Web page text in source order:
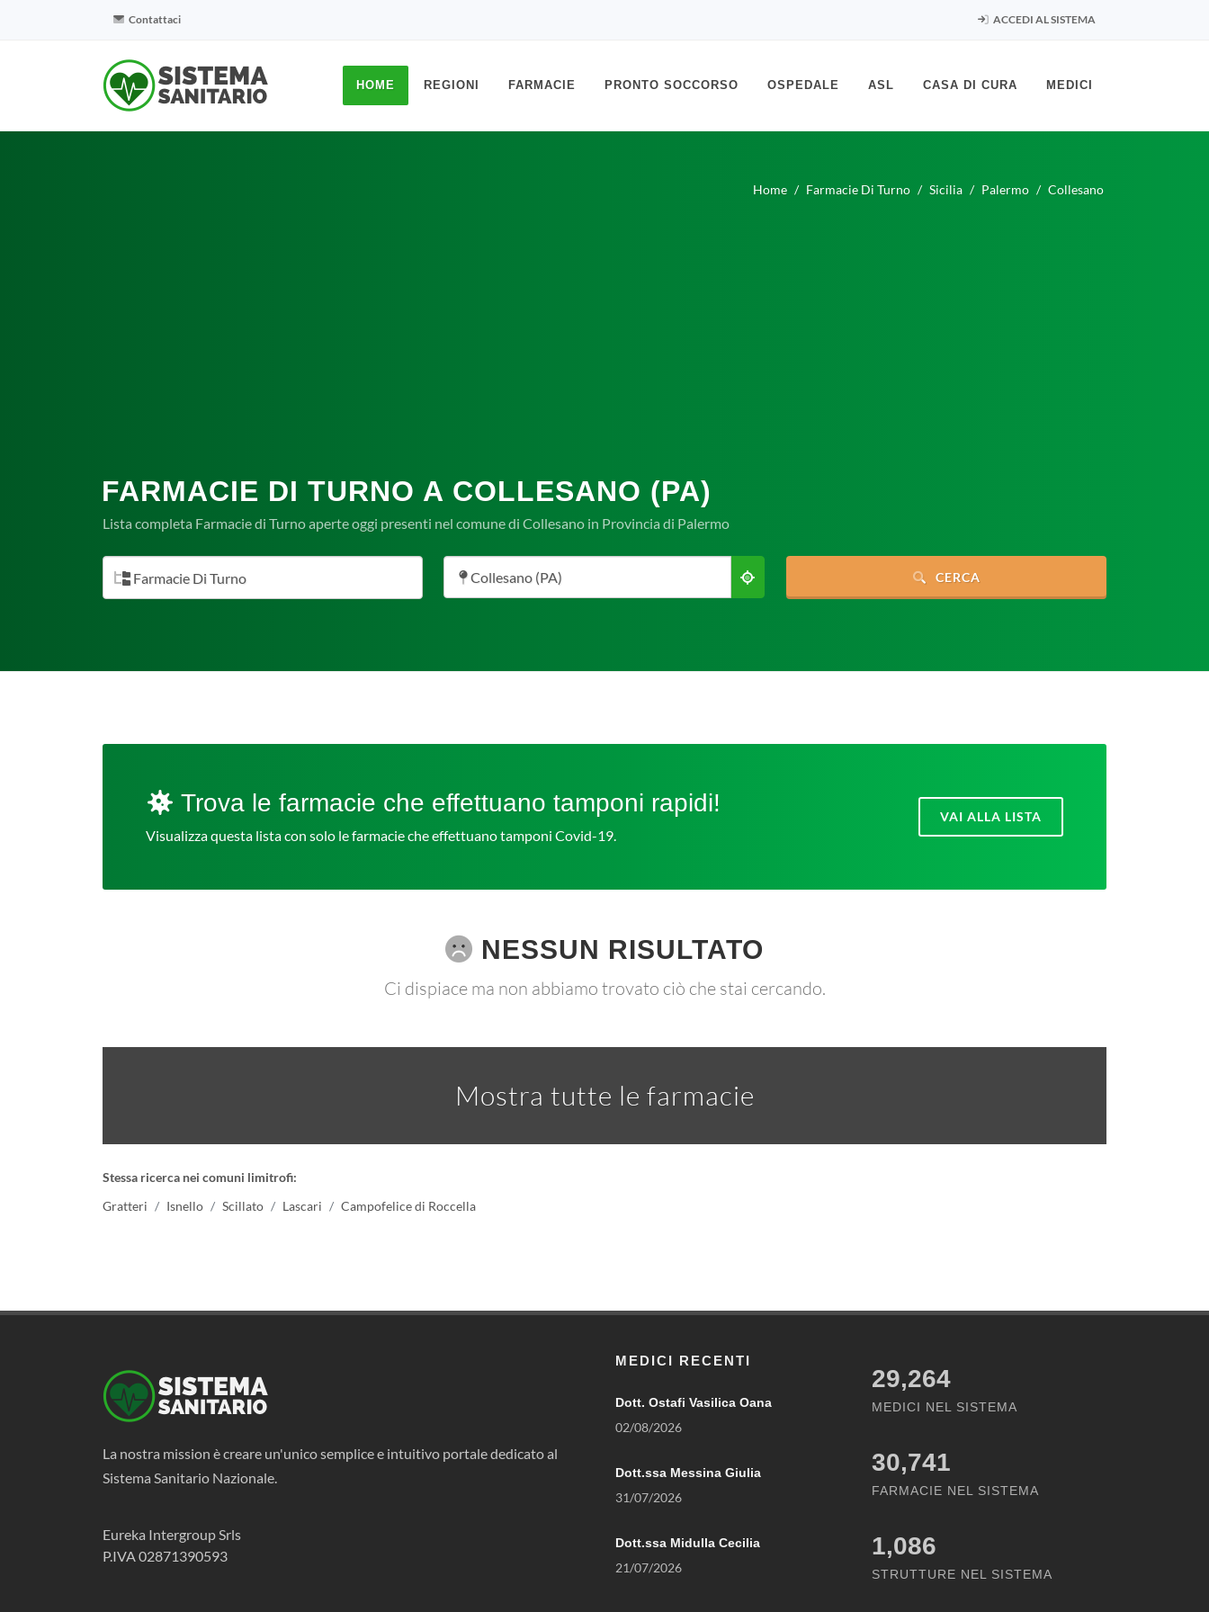
Contattaci ACCEDI AL SISTEMA
HOME REGIONI FARMACIE PRONTO SOCCORSO OSPEDALE ASL CASA DI CURA MEDICI
Home Farmacie Di Turno Sicilia Palermo Collesano
FARMACIE DI TURNO A COLLESANO (PA)
Lista completa Farmacie di Turno aperte oggi presenti nel comune di Collesano in Provincia di Palermo
Farmacie Di Turno Collesano (PA) CERCA
Trova le farmacie che effettuano tamponi rapidi!
Visualizza questa lista con solo le farmacie che effettuano tamponi Covid-19.
VAI ALLA LISTA
NESSUN RISULTATO
Ci dispiace ma non abbiamo trovato ciò che stai cercando.
Mostra tutte le farmacie
Stessa ricerca nei comuni limitrofi:
Gratteri
Isnello Scillato Lascari Campofelice di Roccella
La nostra mission è creare un'unico semplice e intuitivo portale dedicato al
Sistema Sanitario Nazionale.
Eureka Intergroup Srls
P.IVA 02871390593
MEDICI RECENTI
Dott. Ostafi Vasilica Oana
02/08/2026
Dott.ssa Messina Giulia
31/07/2026
Dott.ssa Midulla Cecilia
21/07/2026
29,264
MEDICI NEL SISTEMA
30,741
FARMACIE NEL SISTEMA
1,086
STRUTTURE NEL SISTEMA